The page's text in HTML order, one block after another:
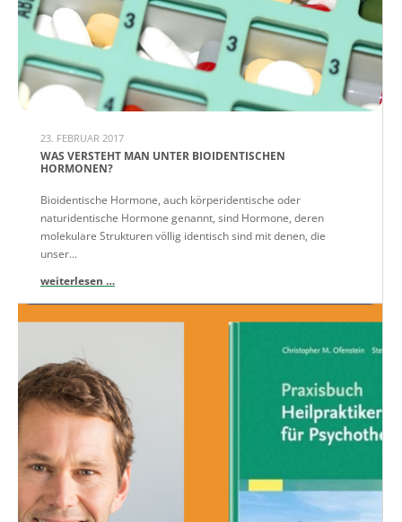
23. FEBRUAR 2017
WAS VERSTEHT MAN UNTER BIOIDENTISCHEN
HORMONEN?
Bioidentische Hormone, auch körperidentische oder
naturidentische Hormone genannt, sind Hormone, deren
molekulare Strukturen völlig identisch sind mit denen, die
unser...
weiterlesen …